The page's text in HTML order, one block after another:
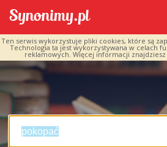
Ten serwis wykorzystuje pliki cookies, które są
Technologia ta jest wykorzystywana w celach
reklamowych. Więcej informacji